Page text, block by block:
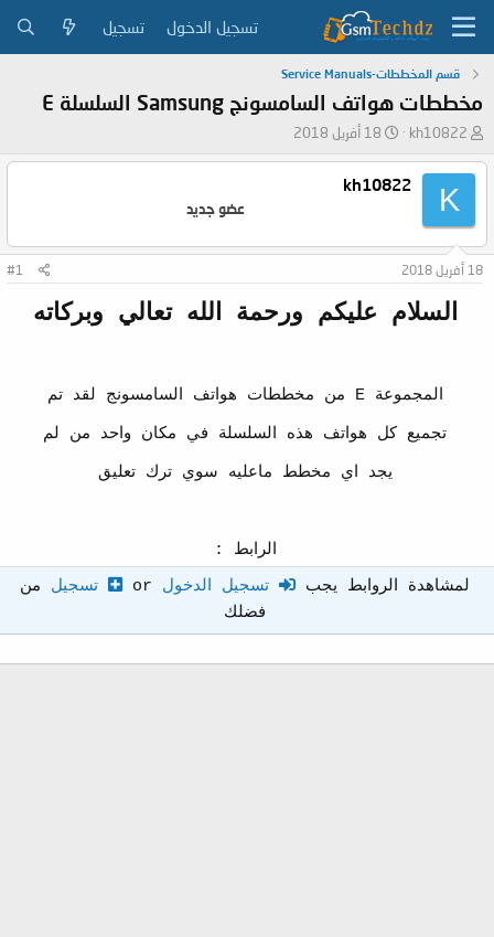
تسجيل الدخول تسجيل
قسم المخططات-Service Manuals
مخططات هواتف السامسونج Samsung السلسلة E
ب
د
ل
م
و
kh10822
ت
ي
ل
18 أفريل 2018
K
kh10822
عضو جديد
18 أفريل 2018 #1
السلام عليكم ورحمة الله تعالي وبركاته​
المجموعة E من مخططات هواتف السامسونج لقد تم
تجميع كل هواتف هذه السلسلة في مكان واحد من لم
يجد اي مخطط ماعليه سوي ترك تعليق
الرابط :
لمشاهدة الروابط يجب
تسجيل الدخول or تسجيل
من
فضلك